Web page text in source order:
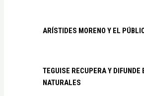
ARÍSTIDES MORENO Y EL
TEGUISE RECUPERA Y
NATURALES